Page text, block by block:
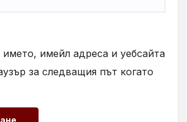
името, имейл адреса и уебсайта
за следващия път когато